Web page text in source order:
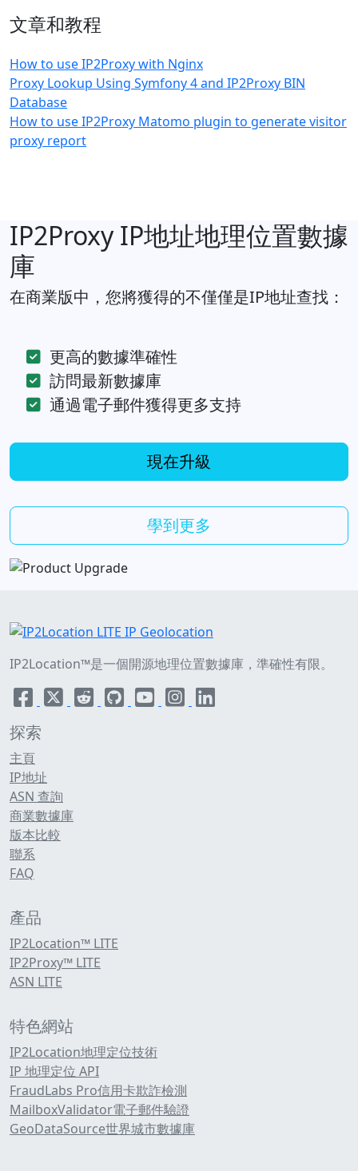
文章和教程
How to use IP2Proxy with Nginx
Proxy Lookup Using Symfony 4 and IP2Proxy BIN
Database
How to use IP2Proxy Matomo plugin to generate visitor
proxy report
IP2Proxy IP地址地理位置數據
庫
在商業版中，您將獲得的不僅僅是IP地址查找：
更高的數據準確性
訪問最新數據庫
通過電子郵件獲得更多支持
現在升級
學到更多
IP2Location™是一個開源地理位置數據庫，準確性有限。
探索
主頁
IP地址
ASN 查詢
商業數據庫
版本比較
聯系
FAQ
產品
IP2Location™ LITE
IP2Proxy™ LITE
ASN LITE
特色網站
IP2Location地理定位技術
IP 地理定位 API
FraudLabs Pro信用卡欺詐檢測
MailboxValidator電子郵件驗證
GeoDataSource世界城市數據庫